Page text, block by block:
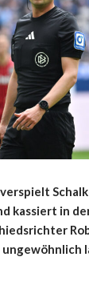
kassiert in